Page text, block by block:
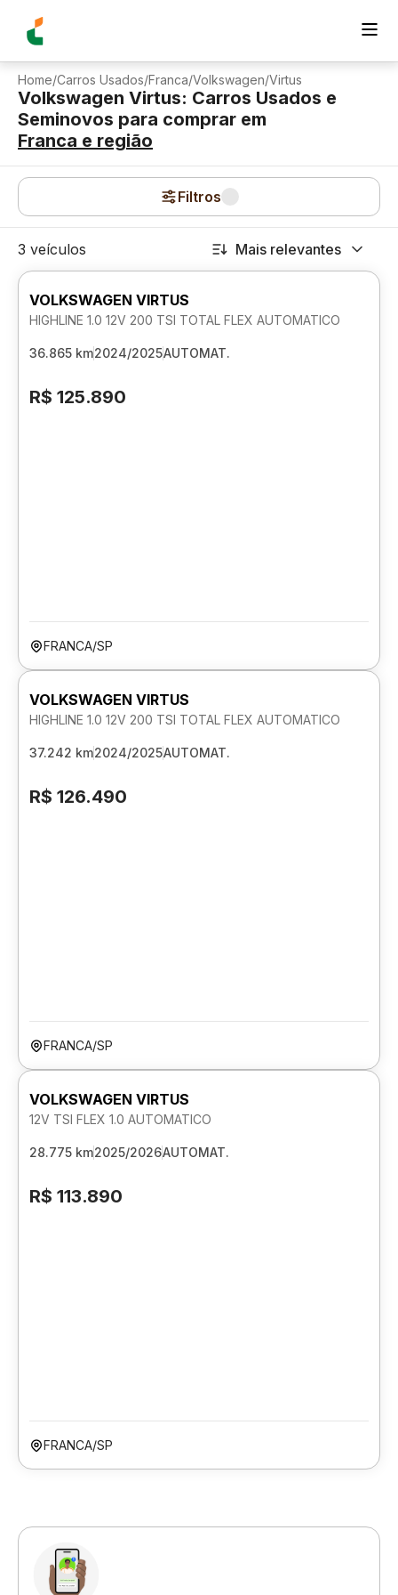
Home/Carros Usados/Franca/Volkswagen/Virtus
Volkswagen Virtus: Carros Usados e
Seminovos para comprar em
Franca e região
Filtros
3 veículos Mais relevantes
VOLKSWAGEN VIRTUS
HIGHLINE 1.0 12V 200 TSI TOTAL FLEX AUTOMATICO
36.865 km2024/2025AUTOMAT.
R$ 125.890
FRANCA/SP
VOLKSWAGEN VIRTUS
HIGHLINE 1.0 12V 200 TSI TOTAL FLEX AUTOMATICO
37.242 km2024/2025AUTOMAT.
R$ 126.490
FRANCA/SP
VOLKSWAGEN VIRTUS
12V TSI FLEX 1.0 AUTOMATICO
28.775 km2025/2026AUTOMAT.
R$ 113.890
FRANCA/SP